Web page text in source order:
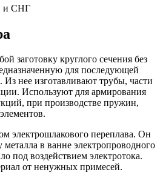
и СНГ
заготовку круглого сечения без
для последующей
Из нее изготавливают трубы, части
Используют для армирования
при производстве пружин,
электрошлакового переплава. Он
металла в ванне электропроводного
под воздействием электротока.
от ненужных примесей.